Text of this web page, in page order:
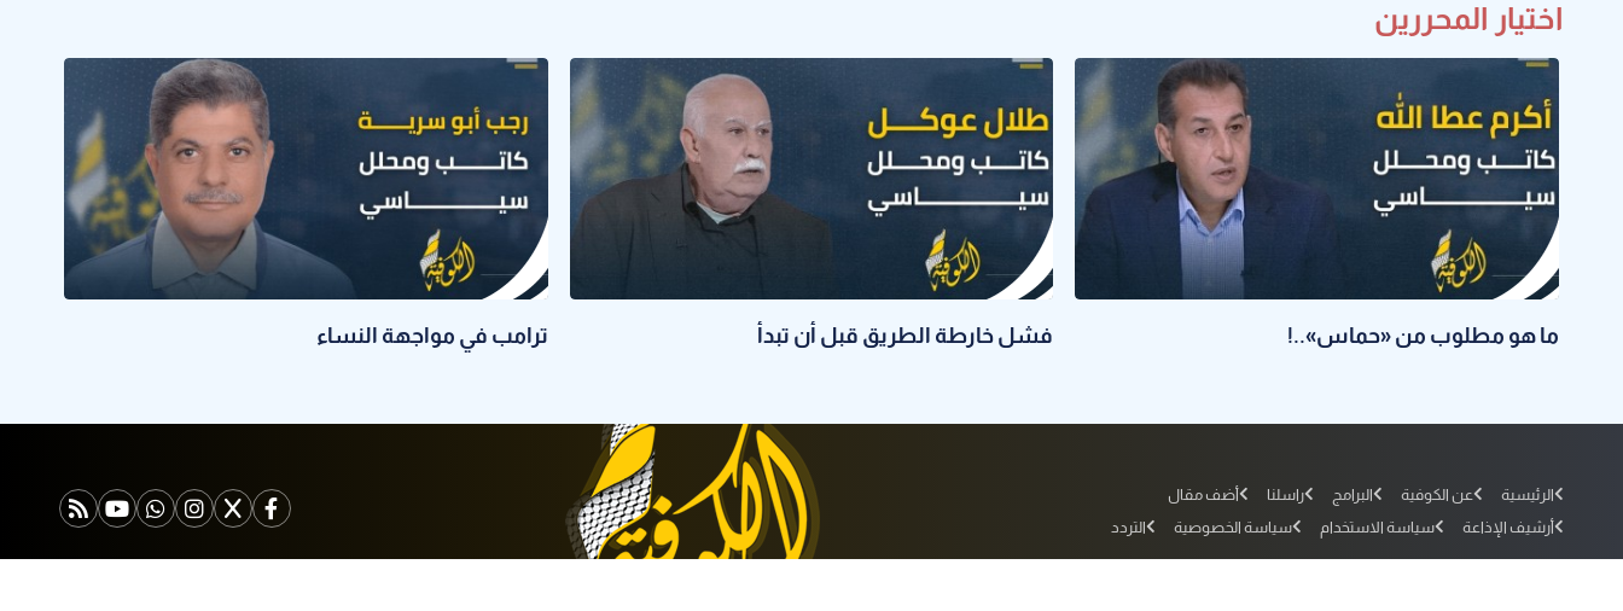
اختيار المحررين
ما هو مطلوب من «حماس»..! فشل خارطة الطريق قبل أن تبدأ ترامب في مواجهة النساء
الرئيسية عن الكوفية البرامج راسلنا
أضف مقال
أرشيف الإذاعة
سياسة الاستخدام سياسة الخصوصية التردد